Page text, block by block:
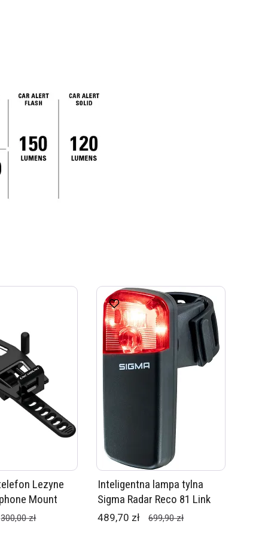
Lezyne
Mount
300,00 zł
Inteligentna lampa tylna
Sigma Radar Reco 81 Link
489,70 zł 699,90 zł